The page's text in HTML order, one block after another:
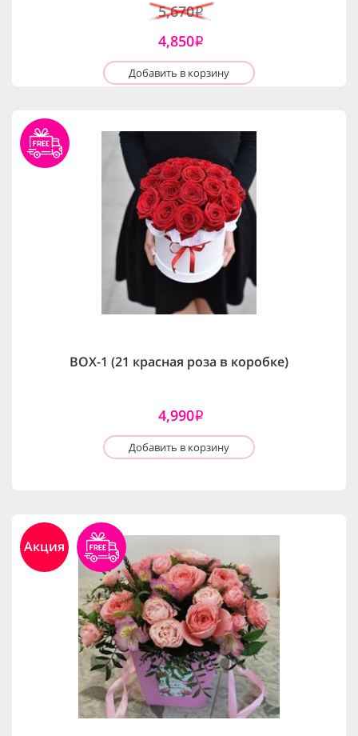
5,670i
4,850i
Добавить в корзину
BOX-1 (21 красная роза в коробке)
4,990i
Добавить в корзину
Акция